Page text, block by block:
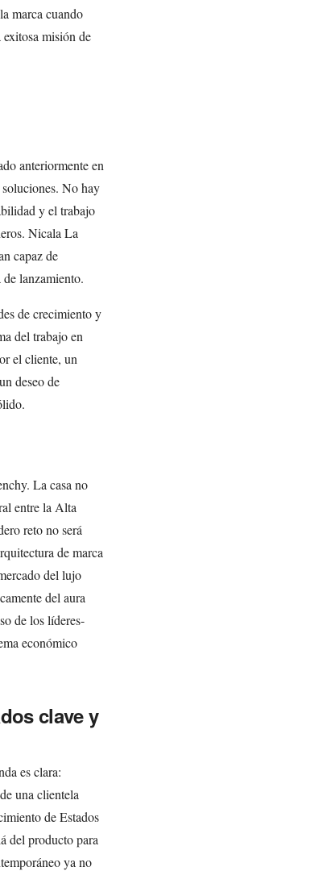
marca cuando
misión de
anteriormente en
soluciones. No hay
y el trabajo
Nicala La
capaz de
lanzamiento.
de crecimiento y
del trabajo en
el cliente, un
deseo de
La casa no
entre la Alta
reto no será
de marca
del lujo
del aura
de los líderes-
económico
clave y
es clara:
una clientela
de Estados
del producto para
ya no